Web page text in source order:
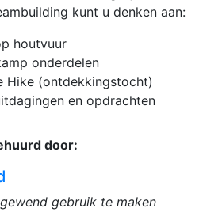
kunt u denken aan:
houtvuur
onderdelen
Hike (ontdekkingstocht)
en opdrachten
door:
gebruik te maken